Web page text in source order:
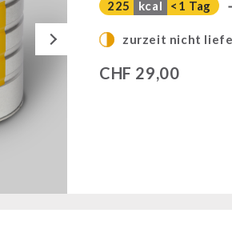
225 kcal <1 Tag
zurzeit nicht
CHF 29,00